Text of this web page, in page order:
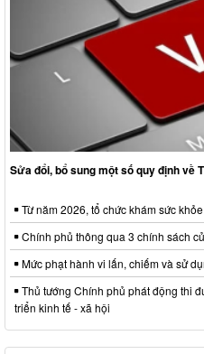
Sửa đổi, bổ sung một số quy định về
Từ năm 2026, tổ chức khám sức
Chính phủ thông qua 3 chính sách
Mức phạt hành vi lấn, chiếm và sử
Thủ tướng Chính phủ phát động thi
triển kinh tế - xã hội